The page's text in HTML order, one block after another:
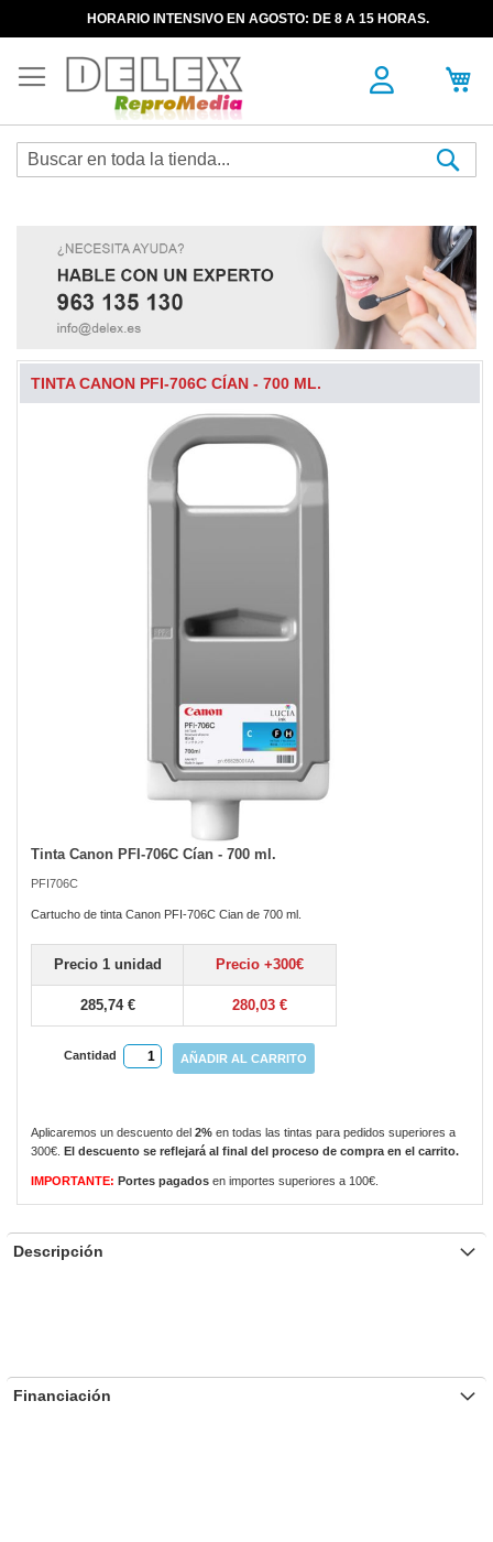
HORARIO INTENSIVO EN AGOSTO: DE 8 A 15 HORAS.
TINTA CANON PFI-706C CÍAN - 700 ML.
Tinta Canon PFI-706C Cían - 700 ml.
PFI706C
Cartucho de tinta Canon PFI-706C Cian de 700 ml.
Precio 1 unidad Precio +300€
285,74 € 280,03 €
Cantidad AÑADIR AL CARRITO
Aplicaremos un descuento del 2% en todas las tintas para pedidos superiores a
300€.
El descuento se reflejará al final del proceso de compra en el carrito.
IMPORTANTE: Portes pagados en importes superiores a 100€.
Skip
the
beginning
the
images
gallery
Descripción
Financiación